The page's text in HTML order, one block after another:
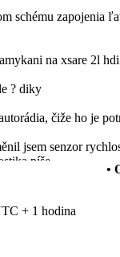
schému zapojenia
na xsare 2l
? diky
čiže ho je
jsem senzor
píše
funguje normálně
oken za
•
+ 1 hodina